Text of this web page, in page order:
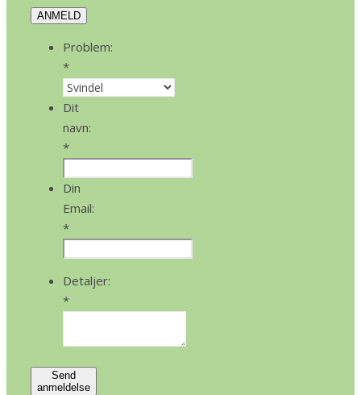
ANMELD
Problem:
*
Dit
navn:
*
Din
Email:
*
Detaljer:
*
Send
anmeldelse